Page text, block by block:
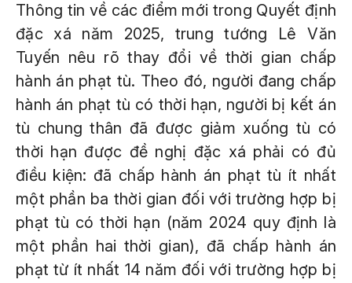
Thông tin về các điểm mới trong Quyết định
đặc xá năm 2025, trung tướng Lê Văn
Tuyến nêu rõ thay đổi về thời gian chấp
hành án phạt tù. Theo đó, người đang chấp
hành án phạt tù có thời hạn, người bị kết án
tù chung thân đã được giảm xuống tù có
thời hạn được đề nghị đặc xá phải có đủ
điều kiện: đã chấp hành án phạt tù ít nhất
một phần ba thời gian đối với trường hợp bị
phạt tù có thời hạn (năm 2024 quy định là
một phần hai thời gian), đã chấp hành án
phạt từ ít nhất 14 năm đối với trường hợp bị